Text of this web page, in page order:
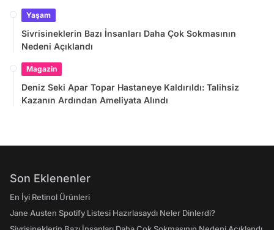
Yaşam
Sivrisineklerin Bazı İnsanları Daha Çok Sokmasının
Nedeni Açıklandı
Magazin
Deniz Seki Apar Topar Hastaneye Kaldırıldı: Talihsiz
Kazanın Ardından Ameliyata Alındı
Son Eklenenler
En İyi Retinol Ürünleri
Jane Austen Spotify Listesi Hazırlasaydı Neler Dinlerdi?